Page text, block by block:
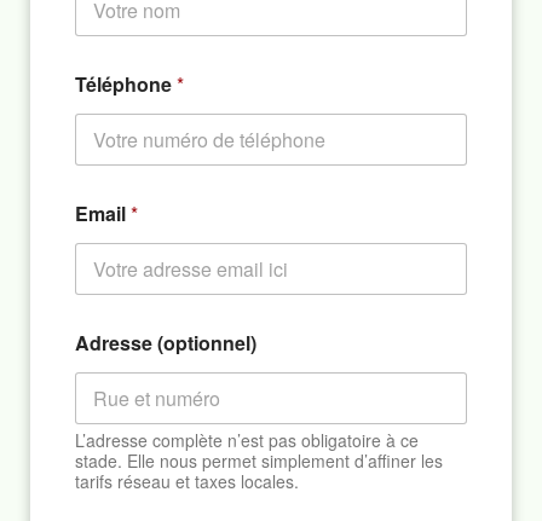
Téléphone*
Email*
Adresse (optionnel)
L’adresse complète n’est pas obligatoire à ce
stade. Elle nous permet simplement d’affiner les
tarifs réseau et taxes locales.